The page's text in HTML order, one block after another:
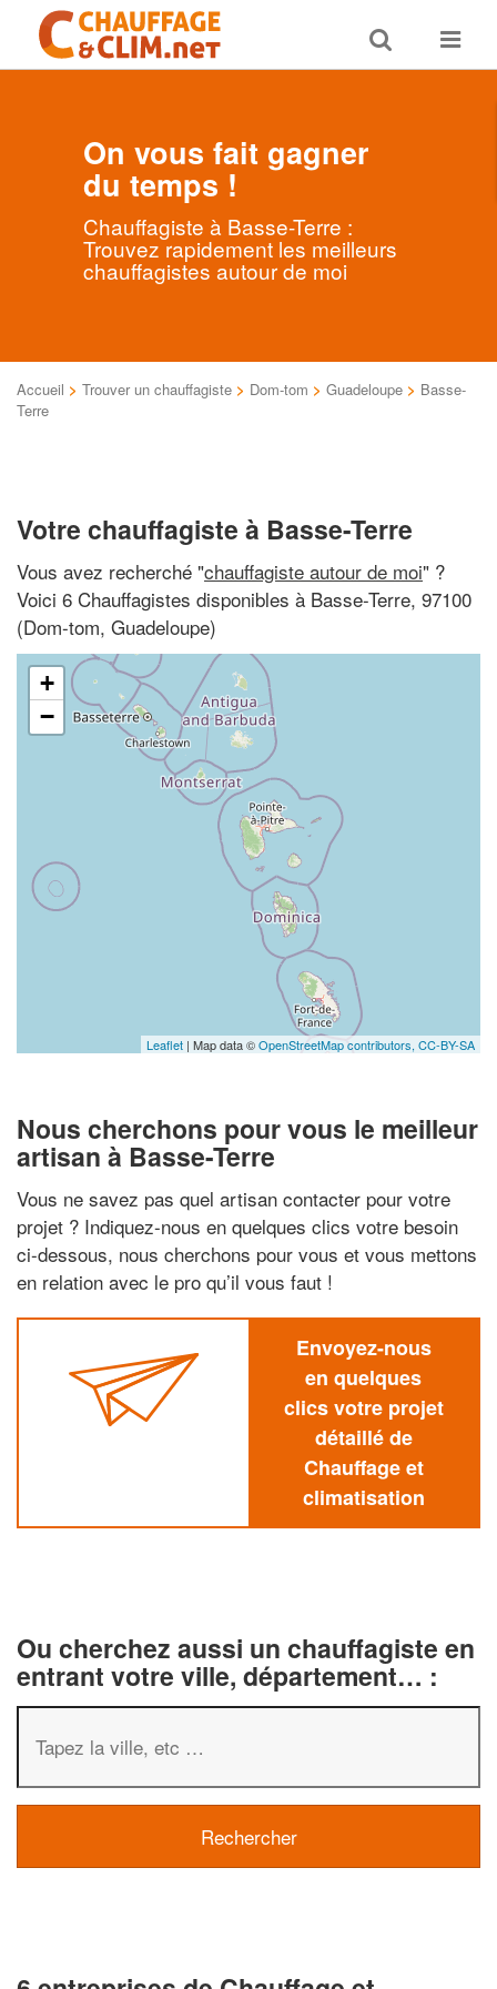
Toggle
search
Toggle
On vous fait gagner
du temps !
Chauffagiste à Basse-Terre :
Trouvez rapidement les meilleurs
chauffagistes autour de moi
Accueil > Trouver un chauffagiste > Dom-tom > Guadeloupe > Basse-
Terre
Votre chauffagiste à Basse-Terre
Vous avez recherché "chauffagiste autour de moi" ?
Voici 6 Chauffagistes disponibles à Basse-Terre, 97100
(Dom-tom, Guadeloupe)
+
−
Leaflet | Map data ©OpenStreetMap contributors, CC-BY-SA
Nous cherchons pour vous le meilleur
artisan à Basse-Terre
Vous ne savez pas quel artisan contacter pour votre
projet ? Indiquez-nous en quelques clics votre besoin
ci-dessous, nous cherchons pour vous et vous mettons
en relation avec le pro qu’il vous faut !
Envoyez-nous
en quelques
clics votre projet
détaillé de
Chauffage et
climatisation
Ou cherchez aussi un chauffagiste en
entrant votre ville, département… :